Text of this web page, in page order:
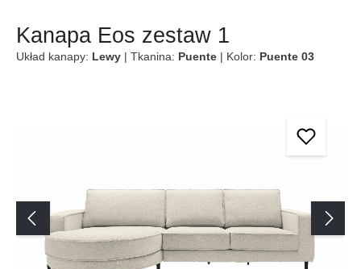
Kanapa Eos zestaw 1
Układ kanapy: Lewy | Tkanina: Puente | Kolor: Puente 03